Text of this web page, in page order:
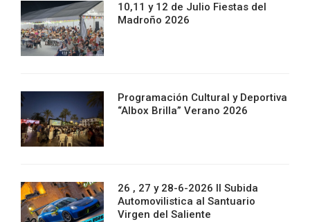
10,11 y 12 de Julio Fiestas del
Madroño 2026
Programación Cultural y Deportiva
“Albox Brilla” Verano 2026
26 , 27 y 28-6-2026 II Subida
Automovilistica al Santuario
Virgen del Saliente